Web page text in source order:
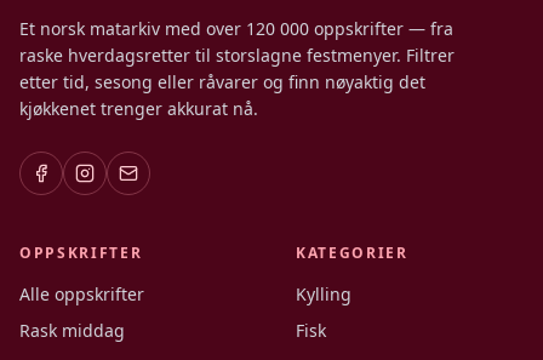
Et norsk matarkiv med over 120 000 oppskrifter — fra
raske hverdagsretter til storslagne festmenyer. Filtrer
etter tid, sesong eller råvarer og finn nøyaktig det
kjøkkenet trenger akkurat nå.
OPPSKRIFTER
Alle oppskrifter
Rask middag
KATEGORIER
Kylling
Fisk